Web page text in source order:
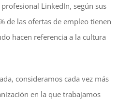
LinkedIn, según sus
de las ofertas de empleo tienen
hacen referencia a la cultura
consideramos cada vez más
en la que trabajamos